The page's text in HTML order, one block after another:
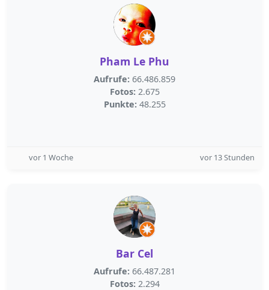
Pham Le Phu
Aufrufe: 66.486.859
Fotos: 2.675
Punkte: 48.255
vor 1 Woche vor 13 Stunden
Bar Cel
Aufrufe: 66.487.281
Fotos: 2.294